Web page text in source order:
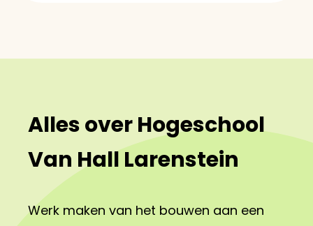
Alles over Hogeschool
Van Hall Larenstein
Werk maken van het bouwen aan een